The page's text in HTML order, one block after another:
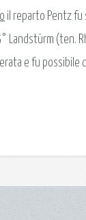
il reparto Pentz fu
Landstürm (ten.
e fu possibile